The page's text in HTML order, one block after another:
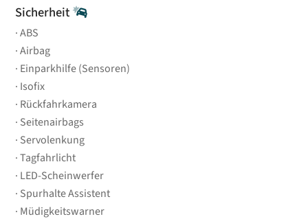
Sicherheit
ABS
Airbag
Einparkhilfe (Sensoren)
Isofix
Rückfahrkamera
Seitenairbags
Servolenkung
Tagfahrlicht
LED-Scheinwerfer
Spurhalte Assistent
Müdigkeitswarner